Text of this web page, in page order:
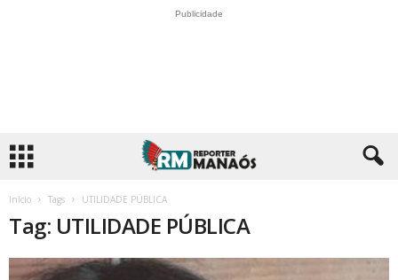
Publicidade
Início Tags UTILIDADE PÚBLICA
Tag: UTILIDADE PÚBLICA